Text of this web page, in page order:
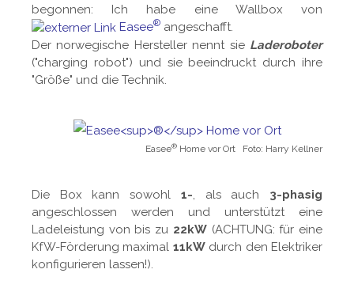
begonnen: Ich habe eine Wallbox von
Easee® angeschafft.
Der norwegische Hersteller nennt sie Laderoboter
("charging robot") und sie beeindruckt durch ihre
"Größe" und die Technik.
Easee® Home vor Ort Foto: Harry Kellner
Die Box kann sowohl 1-, als auch 3-phasig
angeschlossen werden und unterstützt eine
Ladeleistung von bis zu 22kW(ACHTUNG: für eine
KfW-Förderung maximal 11kWdurch den Elektriker
konfigurieren lassen!).